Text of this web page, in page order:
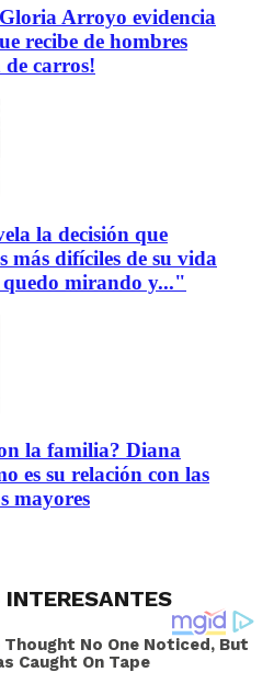
Arroyo evidencia
recibe de hombres
de carros!
la decisión que
más difíciles de su vida
mirando y..."
la familia? Diana
es su relación con las
mayores
Thought No One Noticed, But
Caught On Tape